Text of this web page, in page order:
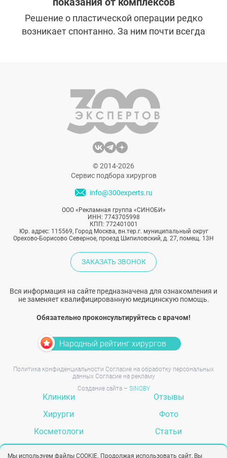
Решение о пластической операции редко
возникает спонтанно. За ним почти всегда
консультации хирург оценивает не только
анатомию пациента, но и его
психологическое состояние.
© 2014-2026
Сервис подбора хирургов
info@300experts.ru
ООО «Рекламная группа «СИНОБИ»
ИНН: 7743705998
КПП: 772401001
Юр. адрес: 115569, Город Москва, вн.тер.г. муниципальный округ
Орехово-Борисово Северное, проезд Шипиловский, д. 27, помещ. 13Н
ЗАКАЗАТЬ ЗВОНОК
Вся информация на сайте предназначена для ознакомления и
не заменяет квалифицированную медицинскую помощь.
Обязательно проконсультируйтесь с врачом!
Народный рейтинг хирургов
Политика конфиденциальности Согласие на обработку персональных
данных Согласие на рекламу
Создание сайта – SINOBY
Клиники
Хирурги
Косметологи
Отзывы
Фото
Статьи
Мы используем файлы COOKIE. Продолжая использовать сайт, Вы